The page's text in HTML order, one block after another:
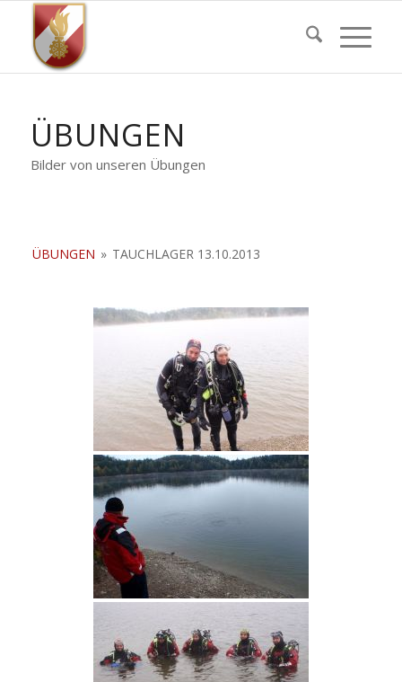
ÜBUNGEN
Bilder von unseren Übungen
ÜBUNGEN » TAUCHLAGER 13.10.2013